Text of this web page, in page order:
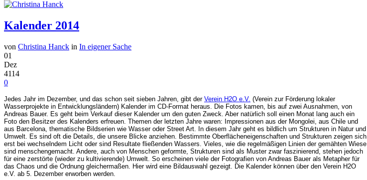
Kalender 2014
von Christina Hanck in In eigener Sache
01
Dez
4114
0
Jedes Jahr im Dezember, und das schon seit sieben Jahren, gibt der Verein H2O e.V. (Verein zur Förderung lokaler
Wasserprojekte in Entwicklungsländern) Kalender im CD-Format heraus. Die Fotos kamen, bis auf zwei Ausnahmen, von
Andreas Bauer. Es geht beim Verkauf dieser Kalender um den guten Zweck. Aber natürlich soll einen Monat lang auch ein
Foto den Besitzer des Kalenders erfreuen. Themen der letzten Jahre waren: Impressionen aus der Mongolei, aus Chile und
aus Barcelona, thematische Bildserien wie Wasser oder Street Art. In diesem Jahr geht es bildlich um Strukturen in Natur und
Umwelt. Es sind oft die Details, die unsere Blicke anziehen. Bestimmte Oberflächeneigenschaften und Strukturen zeigen sich
erst bei wechselndem Licht oder sind Resultate fließenden Wassers. Vieles, wie die regelmäßigen Linien der gemähten Wiese
sind menschengemacht. Andere, auch von Menschen geformte, Strukturen sind als Muster zwar faszinierend, stehen jedoch
für eine zerstörte (wieder zu kultivierende) Umwelt. So erscheinen viele der Fotografien von Andreas Bauer als Metapher für
das Chaos und die Ordnung gleichermaßen. Hier wird eine Bildauswahl gezeigt. Die Kalender können über den Verein H2O
e.V. ab 5. Dezember erworben werden.